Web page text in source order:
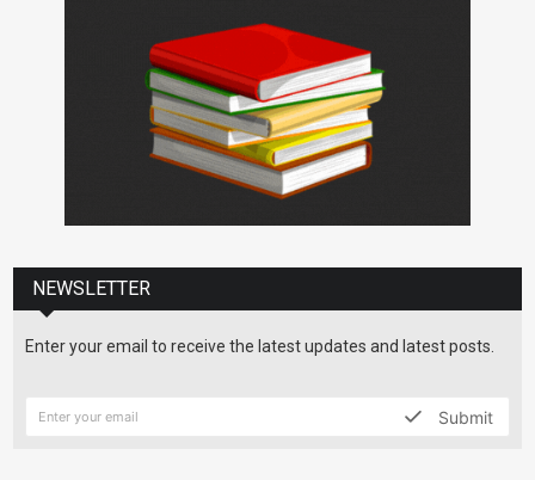
NEWSLETTER
Enter your email to receive the latest updates and latest posts.
Submit